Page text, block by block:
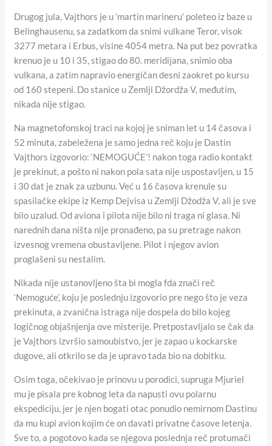
Drugog jula, Vajthors je u ‘martin marineru’ poleteo iz baze u
Belinghausenu, sa zadatkom da snimi vulkane Teror, visok
3277 metara i Erbus, visine 4054 metra. Na put bez povratka
krenuo je u 10 i 35, stigao do 80. meridijana, snimio oba
vulkana, a zatim napravio energičan desni zaokret po kursu
od 160 stepeni. Do stanice u Zemlji Džordža V, međutim,
nikada nije stigao.
Na magnetofonskoj traci na kojoj je sniman let u 14 časova i
52 minuta, zabeležena je samo jedna reč koju je Dastin
Vajthors izgovorio: ‘NEMOGUĆE’! nakon toga radio kontakt
je prekinut, a pošto ni nakon pola sata nije uspostavljen, u 15
i 30 dat je znak za uzbunu. Već u 16 časova krenule su
spasilačke ekipe iz Kemp Dejvisa u Zemlji Džodža V, ali je sve
bilo uzalud. Od aviona i pilota nije bilo ni traga ni glasa. Ni
narednih dana ništa nije pronađeno, pa su pretrage nakon
izvesnog vremena obustavljene. Pilot i njegov avion
proglašeni su nestalim.
Nikada nije ustanovljeno šta bi mogla fda znači reč
‘Nemoguće’, koju je poslednju izgovorio pre nego što je veza
prekinuta, a zvanična istraga nije dospela do bilo kojeg
logičnog objašnjenja ove misterije. Pretpostavljalo se čak da
je Vajthors izvršio samoubistvo, jer je zapao u kockarske
dugove, ali otkrilo se da je upravo tada bio na dobitku.
Osim toga, očekivao je prinovu u porodici, supruga Mjuriel
mu je pisala pre kobnog leta da napusti ovu polarnu
ekspediciju, jer je njen bogati otac ponudio nemirnom Dastinu
da mu kupi avion kojim će on davati privatne časove letenja.
Sve to, a pogotovo kada se njegova poslednja reč protumači